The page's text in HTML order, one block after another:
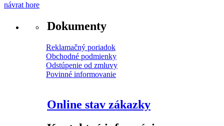
návrat hore
Dokumenty
Reklamačný poriadok
Obchodné podmienky
Odstúpenie od zmluvy
Povinné informovanie
Online stav zákazky